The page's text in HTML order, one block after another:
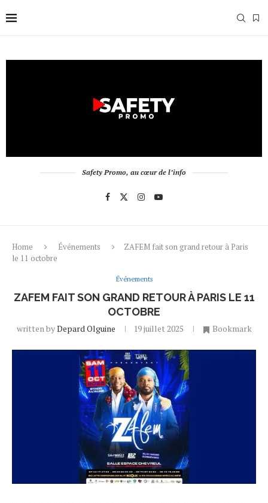
Safety Promo, au cœur de l’info
Home Événements
ZAFEM fait son grand retour à Paris
le 11 octobre
Événements
ZAFEM FAIT SON GRAND RETOUR À PARIS LE 11
OCTOBRE
written byDepard Olguine 19 juillet 2025 Bookmark